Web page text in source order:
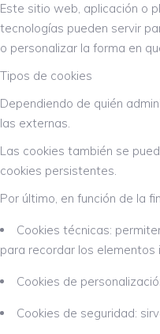
Este sitio web, aplicación o
tecnologías pueden servir
o personalizar la forma en
Tipos de cookies
Dependiendo de quién
las externas.
Las cookies también se
cookies persistentes.
Por último, en función de la
Cookies técnicas:
para recordar los
Cookies de
Cookies de seguridad: